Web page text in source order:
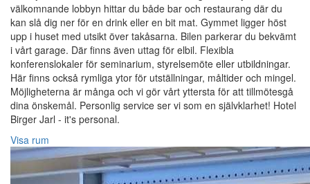
välkomnande lobbyn hittar du både bar och restaurang där du
kan slå dig ner för en drink eller en bit mat. Gymmet ligger höst
upp i huset med utsikt över takåsarna. Bilen parkerar du bekvämt
i vårt garage. Där finns även uttag för elbil. Flexibla
konferenslokaler för seminarium, styrelsemöte eller utbildningar.
Här finns också rymliga ytor för utställningar, måltider och mingel.
Möjligheterna är många och vi gör vårt yttersta för att tillmötesgå
dina önskemål. Personlig service ser vi som en självklarhet! Hotel
Birger Jarl - it's personal.
Visa rum